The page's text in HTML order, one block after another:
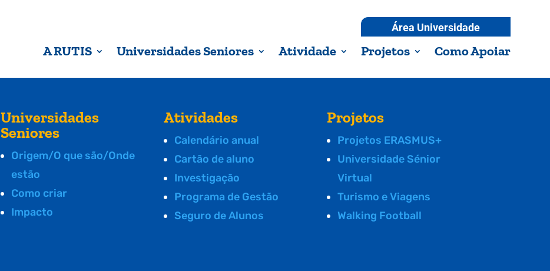
Área Universidade
A RUTIS Universidades Seniores Atividade Projetos Como Apoiar
Universidades
Seniores
Origem/O que são/Onde
estão
Como criar
Impacto
Atividades
Calendário anual
Cartão de aluno
Investigação
Programa de Gestão
Seguro de Alunos
Projetos
Projetos ERASMUS+
Universidade Sénior
Virtual
Turismo e Viagens
Walking Football